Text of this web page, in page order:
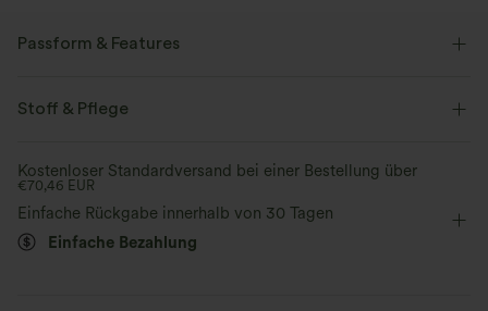
Passform & Features
Vier-Wege-Stretch
Stoff & Pflege
Kostenloser Standardversand bei einer Bestellung über
€70,46 EUR
Einfache Rückgabe innerhalb von 30 Tagen
Einfache Bezahlung